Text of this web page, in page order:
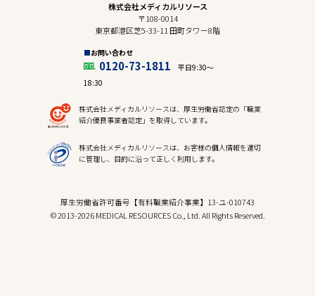
株式会社メディカルリソース
〒108-0014
東京都港区芝5-33-11 田町タワー8階
お問い合わせ
0120-73-1811
平日9:30〜
18:30
株式会社メディカルリソースは、厚生労働省認定の「職業
紹介優良事業者認定」を取得しています。
株式会社メディカルリソースは、お客様の個人情報を適切
に管理し、目的に沿って正しく利用します。
厚生労働省許可番号【有料職業紹介事業】13-ユ-010743
© 2013-2026 MEDICAL RESOURCES Co., Ltd. All Rights Reserved.